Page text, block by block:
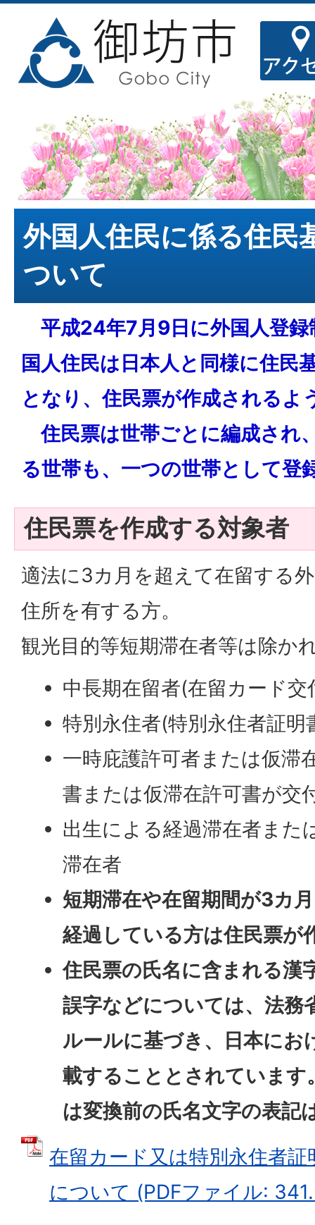
外国人住民に係る住民
ついて
平成24年7月9日に外国人登録
国人住民は日本人と同様に住民
となり、住民票が作成されるよ
住民票は世帯ごとに編成され
る世帯も、一つの世帯として登
住民票を作成する対象者
適法に3カ月を超えて在留する
住所を有する方。
観光目的等短期滞在者等は除か
中長期在留者(在留カード交
特別永住者(特別永住者証明
一時庇護許可者または仮滞
書または仮滞在許可書が交
出生による経過滞在者また
滞在者
短期滞在や在留期間が3カ
経過している方は住民票が
住民票の氏名に含まれる漢
誤字などについては、法務
ルールに基づき、日本にお
載することとされています
は変換前の氏名文字の表記
在留カード又は特別永住者
について (PDFファイル: